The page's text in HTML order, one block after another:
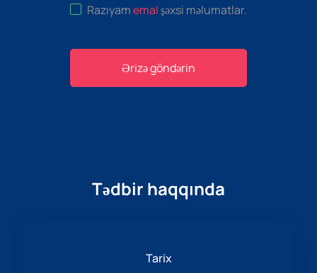
Razıyamemalşəxsi məlumatlar.
Ərizə göndərin
Tədbir haqqında
Tarix